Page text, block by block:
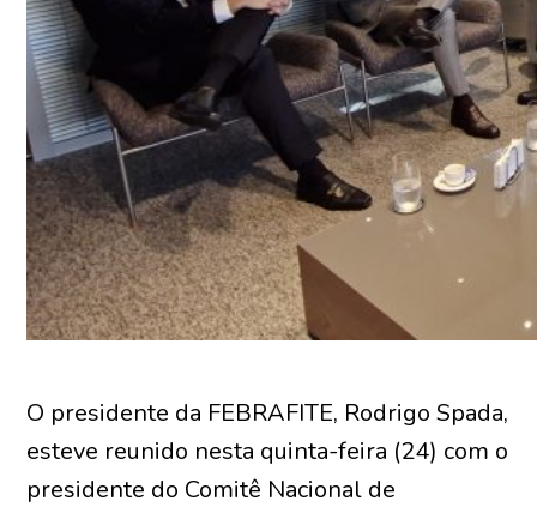
O presidente da FEBRAFITE, Rodrigo Spada,
esteve reunido nesta quinta-feira (24) com o
presidente do Comitê Nacional de